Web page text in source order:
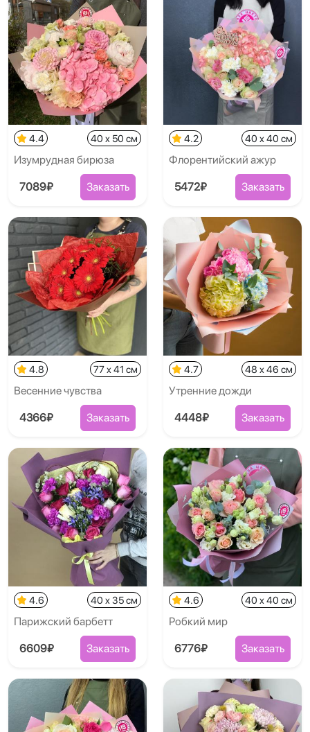
4.4 40 x 50 см
Изумрудная бирюза
7089₽ Заказать
4.2 40 x 40 см
Флорентийский ажур
5472₽ Заказать
4.8 77 x 41 см
Весенние чувства
4366₽ Заказать
4.7 48 x 46 см
Утренние дожди
4448₽ Заказать
4.6 40 x 35 см
Парижский барбетт
6609₽ Заказать
4.6 40 x 40 см
Робкий мир
6776₽ Заказать